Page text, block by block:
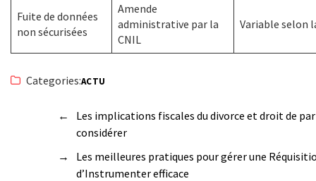
Fuite de données
non sécurisées
Amende
administrative par la
CNIL
Variable selon
Categories:ACTU
←
Les implications fiscales du divorce et droit de
considérer
→
Les meilleures pratiques pour gérer une
d’Instrumenter efficace